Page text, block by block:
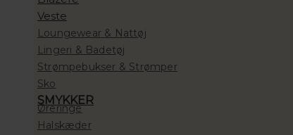
Veste
Loungewear & Nattøj
Lingeri & Badetøj
Strømpebukser & Strømper
Sko
SMYKKER
Øreringe
Halskæder